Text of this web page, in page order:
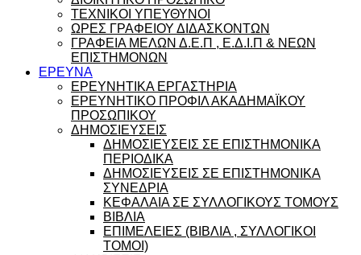
ΤΕΧΝΙΚΟΙ ΥΠΕΥΘΥΝΟΙ
ΩΡΕΣ ΓΡΑΦΕΙΟΥ ΔΙΔΑΣΚΟΝΤΩΝ
ΓΡΑΦΕΙΑ ΜΕΛΩΝ Δ.Ε.Π , Ε.Δ.Ι.Π & ΝΕΩΝ
ΕΠΙΣΤΗΜΟΝΩΝ
ΕΡΕΥΝΑ
ΕΡΕΥΝΗΤΙΚΑ ΕΡΓΑΣΤΗΡΙΑ
ΕΡΕΥΝΗΤΙΚΟ ΠΡΟΦΙΛ ΑΚΑΔΗΜΑΪΚΟΥ
ΠΡΟΣΩΠΙΚΟΥ
ΔΗΜΟΣΙΕΥΣΕΙΣ
ΔΗΜΟΣΙΕΥΣΕΙΣ ΣΕ ΕΠΙΣΤΗΜΟΝΙΚΑ
ΠΕΡΙΟΔΙΚΑ
ΔΗΜΟΣΙΕΥΣΕΙΣ ΣΕ ΕΠΙΣΤΗΜΟΝΙΚΑ
ΣΥΝΕΔΡΙΑ
ΚΕΦΑΛΑΙΑ ΣΕ ΣΥΛΛΟΓΙΚΟΥΣ ΤΟΜΟΥΣ
ΒΙΒΛΙΑ
ΕΠΙΜΕΛΕΙΕΣ (ΒΙΒΛΙΑ , ΣΥΛΛΟΓΙΚΟΙ
ΤΟΜΟΙ)